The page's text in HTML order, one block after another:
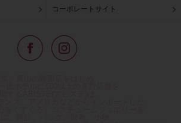
コーポレートサイト